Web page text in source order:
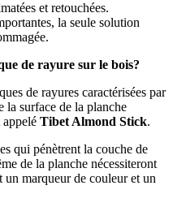
et retouchées.
la seule solution
de rayure sur le bois?
de rayures caractérisées par
la surface de la planche
Tibet Almond Stick.
qui pénètrent la couche de
de la planche nécessiteront
un marqueur de couleur et un